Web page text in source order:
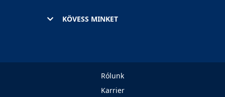
KÖVESS MINKET
Rólunk
Karrier